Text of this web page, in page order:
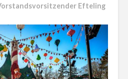
Efteling